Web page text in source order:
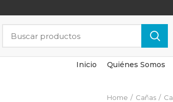
Inicio Quiénes Somos
Home Cañas